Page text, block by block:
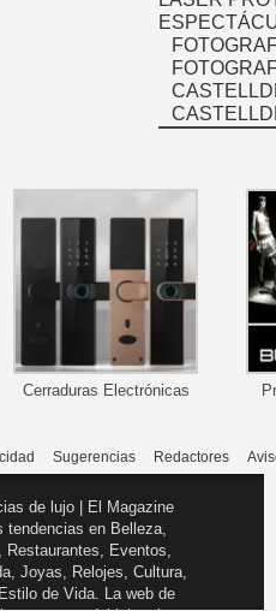
Cerraduras Electrónicas
Sugerencias Redactores
de lujo | El Magazine
tendencias en Belleza,
Eventos,
Joyas, Relojes, Cultura,
de Vida. La web de